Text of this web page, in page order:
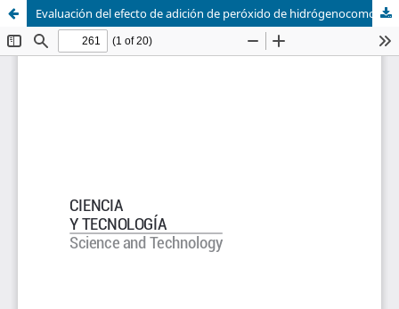
Evaluación del efecto de adición de peróxido de hidrógenocomo agente oxidante en el procesode lixiviación cianurada para mejorar la extracción de oro